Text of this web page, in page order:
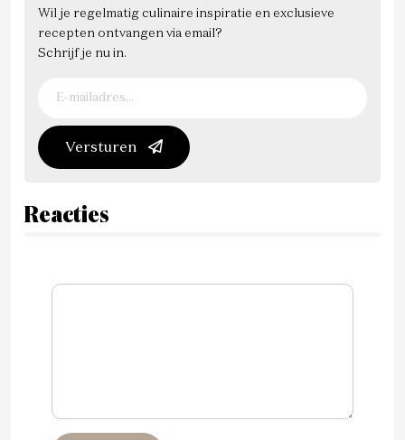
Wil je regelmatig culinaire inspiratie en exclusieve
recepten ontvangen via email?
Schrijf je nu in.
Versturen
Reacties